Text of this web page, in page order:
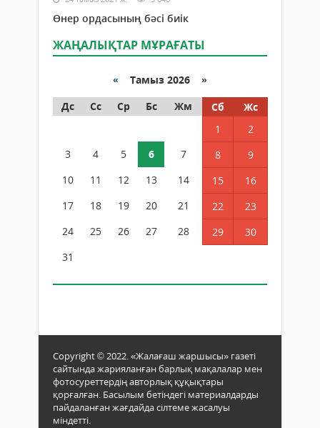
Өнер ордасының бәсі биік
ЖАҢАЛЫҚТАР МҰРАҒАТЫ
« Тамыз 2026 »
Дс
Сс Ср Бс Жм Сб
Жс
1
2
3
4 5 6 7 8
9
10
11 12 13 14 15
16
17
18 19 20 21 22
23
24
25 26 27 28 29
30
31
Copyright © 2022. «Жалағаш жаршысы» газеті
сайтында жарияланған барлық мақалалар мен
фотосуреттердің авторлық құқықтары
қорғалған. Басылым бетіндегі материалдарды
пайдаланған жағдайда сілтеме жасалуы
міндетті.